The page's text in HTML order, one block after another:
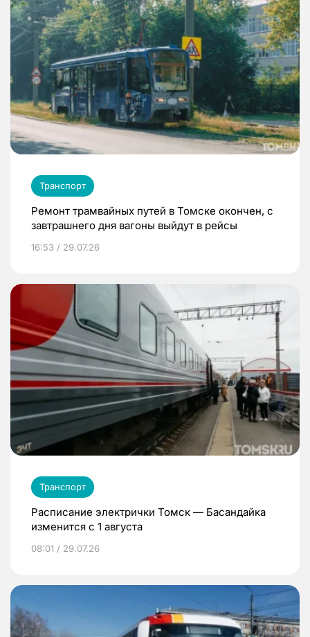
Транспорт
Ремонт трамвайных путей в Томске окончен, с
завтрашнего дня вагоны выйдут в рейсы
16:53 / 29.07.26
Транспорт
Расписание электрички Томск — Басандайка
изменится с 1 августа
08:01 / 29.07.26